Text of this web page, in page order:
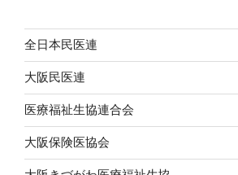
全日本民医連
大阪民医連
医療福祉生協連合会
大阪保険医協会